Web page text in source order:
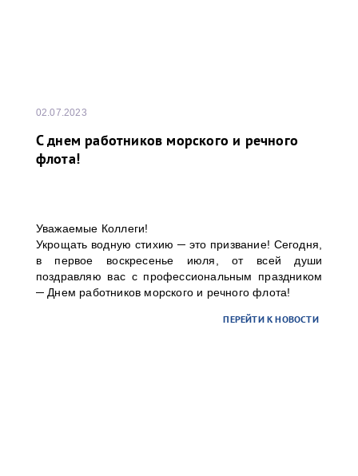
письма: УНЭП (наименование организации).
В случае вашей заинтересованности и желания
использования УНЭП, а также для организации
присоединения УНЭП единоличного
исполнительного органа к учетной записи в
02.07.2023
С днем работников морского и речного
флота!
Уважаемые Коллеги!
Укрощать водную стихию ─ это призвание! Сегодня,
в первое воскресенье июля, от всей души
поздравляю вас с профессиональным праздником
─ Днем работников морского и речного флота!
ПЕРЕЙТИ К НОВОСТИ